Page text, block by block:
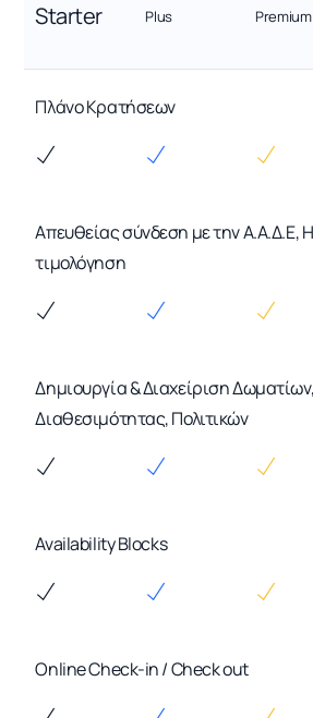
Starter Plus Premium
Πλάνο Κρατήσεων
Απευθείας σύνδεση με την Α.Α.Δ.Ε,
τιμολόγηση
Δημιουργία & Διαχείριση
Διαθεσιμότητας, Πολιτικών
Availability Blocks
Online Check-in / Check out